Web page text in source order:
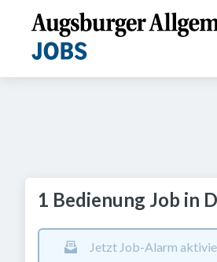
1 Bedienung Job in
Jetzt Job-Alarm